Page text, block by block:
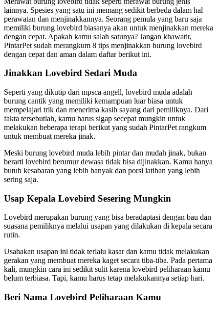
lainnya. Spesies yang satu ini memang sedikit berbeda dalam hal
perawatan dan menjinakkannya. Seorang pemula yang baru saja
memiliki burung lovebird biasanya akan untuk menjinakkan mereka
dengan cepat. Apakah kamu salah satunya? Jangan khawatir,
PintarPet sudah merangkum 8 tips menjinakkan burung lovebird
dengan cepat dan aman dalam daftar berikut ini.
Jinakkan Lovebird Sedari Muda
Seperti yang dikutip dari mpsca angell, lovebird muda adalah
burung cantik yang memiliki kemampuan luar biasa untuk
mempelajari trik dan menerima kasih sayang dari pemiliknya. Dari
fakta tersebutlah, kamu harus sigap secepat mungkin untuk
melakukan beberapa terapi berikut yang sudah PintarPet rangkum
untuk membuat mereka jinak.
Meski burung lovebird muda lebih pintar dan mudah jinak, bukan
berarti lovebird berumur dewasa tidak bisa dijinakkan. Kamu hanya
butuh kesabaran yang lebih banyak dan porsi latihan yang lebih
sering saja.
Usap Kepala Lovebird Sesering Mungkin
Lovebird merupakan burung yang bisa beradaptasi dengan bau dan
suasana pemiliknya melalui usapan yang dilakukan di kepala secara
rutin.
Usahakan usapan ini tidak terlalu kasar dan kamu tidak melakukan
gerakan yang membuat mereka kaget secara tiba-tiba. Pada pertama
kali, mungkin cara ini sedikit sulit karena lovebird peliharaan kamu
belum terbiasa. Tapi, kamu harus tetap melakukannya setiap hari.
Beri Nama Lovebird Peliharaan Kamu